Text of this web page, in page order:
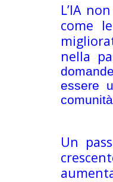
L’IA
come
nella
essere
Un